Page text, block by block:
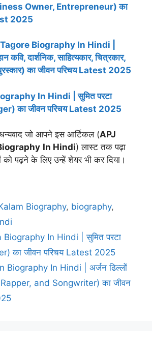
Owner, Entrepreneur) का
2025
Biography In Hindi |
कवि, दार्शनिक, साहित्यकार, चित्रकार,
का जीवन परिचय Latest 2025
In Hindi | सुमित परटा
का जीवन परिचय Latest 2025
जो आपने इस आर्टिकल (APJ
In Hindi) लास्ट तक पढ़ा
पढ़ने के लिए उन्हें शेयर भी कर दिया।
Biography, biography,
In Hindi | सुमित परटा
का जीवन परिचय Latest 2025
Biography In Hindi | अर्जन ढिल्लों
and Songwriter) का जीवन